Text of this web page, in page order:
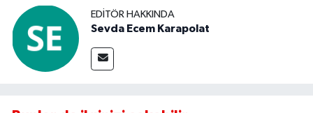
EDITÖR HAKKINDA
Sevda Ecem Karapolat